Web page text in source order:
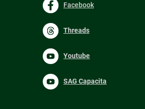
Facebook
Threads
Youtube
SAG Capacita